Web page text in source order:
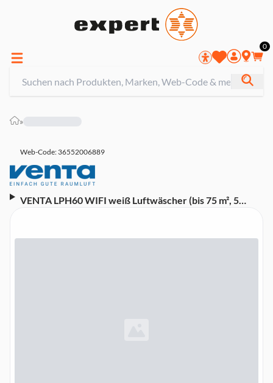
0
»
Web-Code: 36552006889
VENTA LPH60 WIFI weiß Luftwäscher (bis 75 m², 5
Wasserbedarfsanzeige, App-Steuerung)